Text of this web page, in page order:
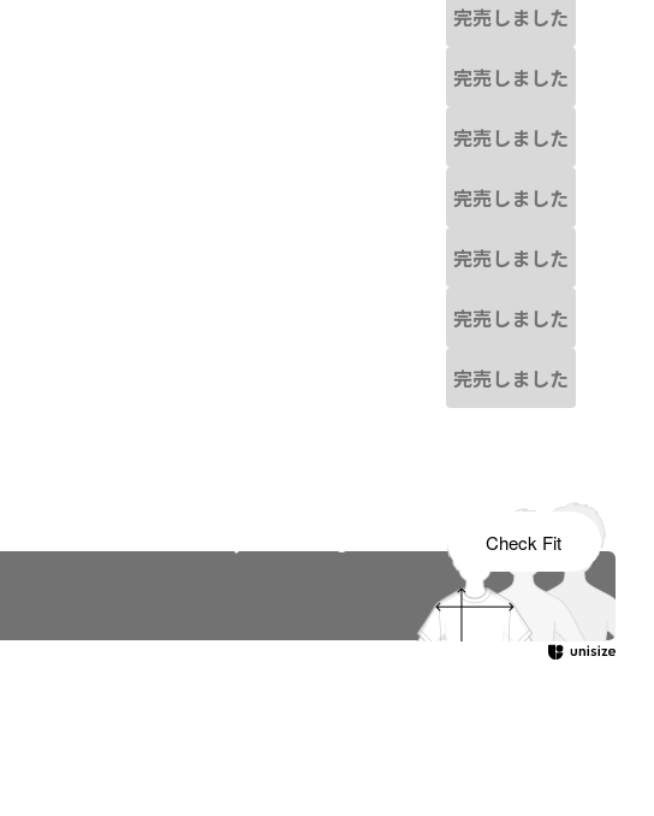
完売しました
完売しました
完売しました
完売しました
完売しました
完売しました
完売しました
Check Fit